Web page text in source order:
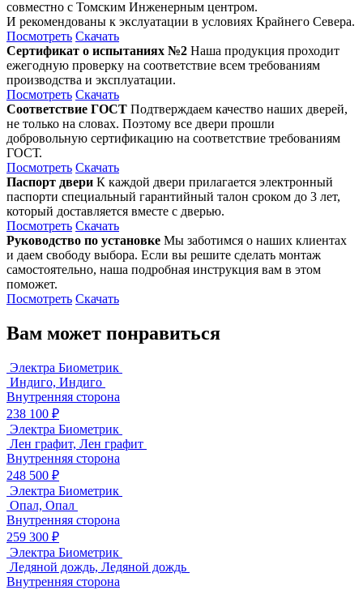
совместно с Томским Инженерным центром.
И рекомендованы к экслуатации в условиях Крайнего Севера.
Посмотреть Скачать
Сертификат о испытаниях №2 Наша продукция проходит
ежегодную проверку на соответствие всем требованиям
производства и эксплуатации.
Посмотреть Скачать
Соответствие ГОСТ Подтверждаем качество наших дверей,
не только на словах. Поэтому все двери прошли
добровольную сертификацию на соответствие требованиям
ГОСТ.
Посмотреть Скачать
Паспорт двери К каждой двери прилагается электронный
паспорти специальный гарантийный талон сроком до 3 лет,
который доставляется вместе с дверью.
Посмотреть Скачать
Руководство по установке Мы заботимся о наших клиентах
и даем свободу выбора. Если вы решите сделать монтаж
самостоятельно, наша подробная инструкция вам в этом
поможет.
Посмотреть Скачать
Вам может понравиться
Электра Биометрик
Индиго, Индиго
Внутренняя сторона
238 100 ₽
Электра Биометрик
Лен графит, Лен графит
Внутренняя сторона
248 500 ₽
Электра Биометрик
Опал, Опал
Внутренняя сторона
259 300 ₽
Электра Биометрик
Ледяной дождь, Ледяной дождь
Внутренняя сторона